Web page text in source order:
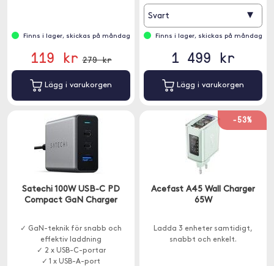
Finns i lager, skickas på måndag
119 kr 279 kr
Lägg i varukorgen
Svart ▾
Finns i lager, skickas på måndag
1 499 kr
Lägg i varukorgen
Satechi 100W USB-C PD
Compact GaN Charger
✓ GaN-teknik för snabb och
effektiv laddning
✓ 2 x USB-C-portar
✓ 1 x USB-A-port
-53%
Acefast A45 Wall Charger
65W
Ladda 3 enheter samtidigt,
snabbt och enkelt.